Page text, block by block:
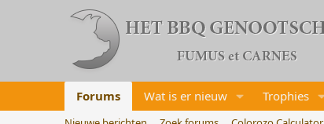
Forums Wat is er nieuw Trophies